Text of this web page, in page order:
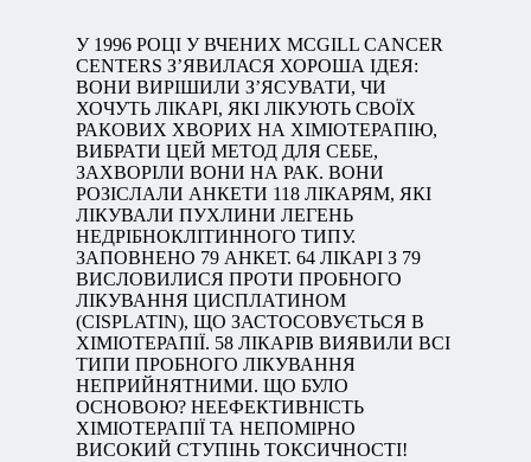
У 1996 РОЦІ У ВЧЕНИХ MCGILL CANCER
CENTERS З’ЯВИЛАСЯ ХОРОША ІДЕЯ:
ВОНИ ВИРІШИЛИ З’ЯСУВАТИ, ЧИ
ХОЧУТЬ ЛІКАРІ, ЯКІ ЛІКУЮТЬ СВОЇХ
РАКОВИХ ХВОРИХ НА ХІМІОТЕРАПІЮ,
ВИБРАТИ ЦЕЙ МЕТОД ДЛЯ СЕБЕ,
ЗАХВОРІЛИ ВОНИ НА РАК. ВОНИ
РОЗІСЛАЛИ АНКЕТИ 118 ЛІКАРЯМ, ЯКІ
ЛІКУВАЛИ ПУХЛИНИ ЛЕГЕНЬ
НЕДРІБНОКЛІТИННОГО ТИПУ.
ЗАПОВНЕНО 79 АНКЕТ. 64 ЛІКАРІ З 79
ВИСЛОВИЛИСЯ ПРОТИ ПРОБНОГО
ЛІКУВАННЯ ЦИСПЛАТИНОМ
(CISPLATIN), ЩО ЗАСТОСОВУЄТЬСЯ В
ХІМІОТЕРАПІЇ. 58 ЛІКАРІВ ВИЯВИЛИ ВСІ
ТИПИ ПРОБНОГО ЛІКУВАННЯ
НЕПРИЙНЯТНИМИ. ЩО БУЛО
ОСНОВОЮ? НЕЕФЕКТИВНІСТЬ
ХІМІОТЕРАПІЇ ТА НЕПОМІРНО
ВИСОКИЙ СТУПІНЬ ТОКСИЧНОСТІ!